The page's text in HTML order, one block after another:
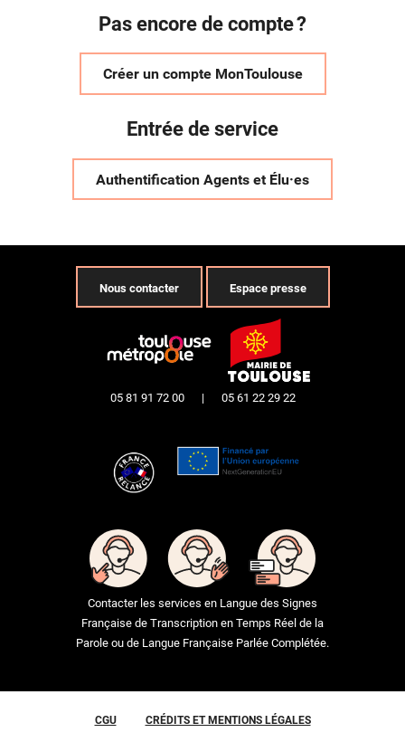
Pas encore de compte ?
Créer un compte MonToulouse
Entrée de service
Authentification Agents et Élu·es
Nous contacter Espace presse
05 81 91 72 00 | 05 61 22 29 22
Contacter les services en Langue des Signes
Française de Transcription en Temps Réel de la
Parole ou de Langue Française Parlée Complétée.
CGU CRÉDITS ET MENTIONS LÉGALES